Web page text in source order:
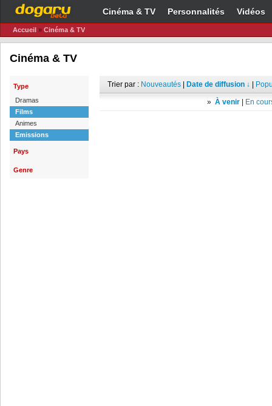
Cinéma & TV Personnalités Vidéos
Accueil » Cinéma & TV
Cinéma & TV
Type
Dramas
Films
Animes
Emissions
Pays
Genre
Trier par : Nouveautés Date de diffusion ↓
» À venir En